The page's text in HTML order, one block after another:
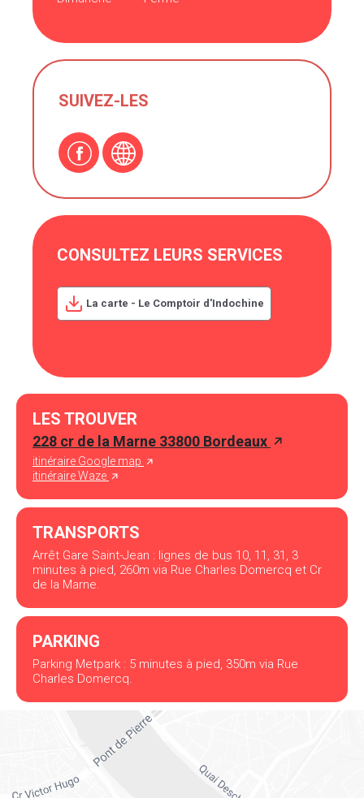
SUIVEZ-LES
CONSULTEZ LEURS SERVICES
La carte - Le Comptoir d'Indochine
LES TROUVER
228 cr de la Marne 33800 Bordeaux
itinéraire Google map
itinéraire Waze
TRANSPORTS
Arrêt Gare Saint-Jean : lignes de bus 10, 11, 31, 3
minutes à pied, 260m via Rue Charles Domercq et Cr
de la Marne.
PARKING
Parking Metpark : 5 minutes à pied, 350m via Rue
Charles Domercq.